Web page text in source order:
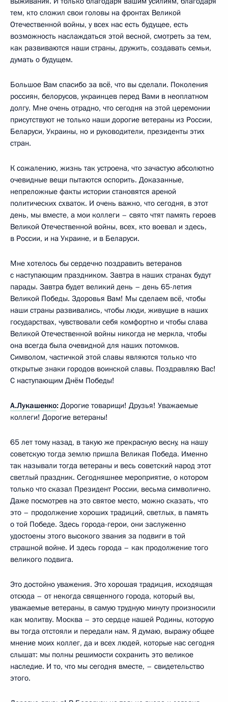
тем, кто сложил свои головы на фронтах Великой
Отечественной войны, у всех нас есть будущее, есть
возможность наслаждаться этой весной, смотреть за тем,
как развиваются наши страны, дружить, создавать семьи,
думать о будущем.
Большое Вам спасибо за всё, что вы сделали. Поколения
россиян, белорусов, украинцев перед Вами в неоплатном
долгу. Мне очень отрадно, что сегодня на этой церемонии
присутствуют не только наши дорогие ветераны из России,
Беларуси, Украины, но и руководители, президенты этих
стран.
К сожалению, жизнь так устроена, что зачастую абсолютно
очевидные вещи пытаются оспорить. Доказанные,
непреложные факты истории становятся ареной
политических схваток. И очень важно, что сегодня, в этот
день, мы вместе, а мои коллеги – свято чтят память героев
Великой Отечественной войны, всех, кто воевал и здесь,
в России, и на Украине, и в Беларуси.
Мне хотелось бы сердечно поздравить ветеранов
с наступающим праздником. Завтра в наших странах будут
парады. Завтра будет великий день – день 65-летия
Великой Победы. Здоровья Вам! Мы сделаем всё, чтобы
наши страны развивались, чтобы люди, живущие в наших
государствах, чувствовали себя комфортно и чтобы слава
Великой Отечественной войны никогда не меркла, чтобы
она всегда была очевидной для наших потомков.
Символом, частичкой этой славы являются только что
открытые знаки городов воинской славы. Поздравляю Вас!
С наступающим Днём Победы!
А.Лукашенко: Дорогие товарищи! Друзья! Уважаемые
коллеги! Дорогие ветераны!
65 лет тому назад, в такую же прекрасную весну, на нашу
советскую тогда землю пришла Великая Победа. Именно
так называли тогда ветераны и весь советский народ этот
светлый праздник. Сегодняшнее мероприятие, о котором
только что сказал Президент России, весьма символично.
Даже посмотрев на это святое место, можно сказать, что
это – продолжение хороших традиций, светлых, в память
о той Победе. Здесь города-герои, они заслуженно
удостоены этого высокого звания за подвиги в той
страшной войне. И здесь города – как продолжение того
великого подвига.
Это достойно уважения. Это хорошая традиция, исходящая
отсюда – от некогда священного города, который вы,
уважаемые ветераны, в самую трудную минуту произносили
как молитву. Москва – это сердце нашей Родины, которую
вы тогда отстояли и передали нам. Я думаю, выражу общее
мнение моих коллег, да и всех людей, которые нас сегодня
слышат: мы полны решимости сохранить это великое
наследие. И то, что мы сегодня вместе, – свидетельство
этого.